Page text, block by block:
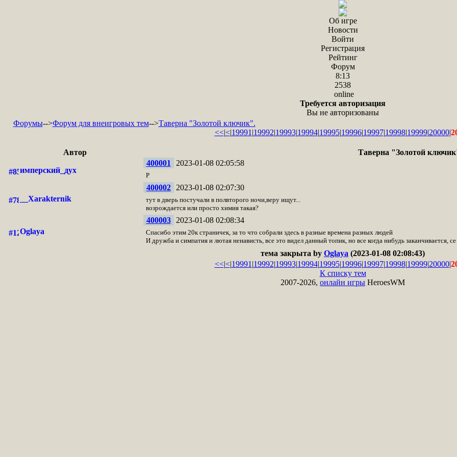
Об игре
Новости
Войти
Регистрация
Рейтинг
Форум
8:13
2538
online
Требуется авторизация
Вы не авторизованы
Форумы-->Форум для внеигровых тем-->Таверна "Золотой ключик".
<<|<|19991 |19992|19993|19994|19995|19996|19997|19998|19999|20000|
Автор Таверна "Золотой
имперский_дух
400001 2023-01-08 02:05:58
Р
__Xarakternik
400002 2023-01-08 02:07:30
тут в дверь постучали в полвторого ночи,веру ищут...
возрождается или просто химия такая?
Oglaya
400003 2023-01-08 02:08:34
Спасибо этим 20к страничек, за то что собрали здесь в разные времена разных людей
И дружба и симпатия и лютая ненависть, все это видел данный топик, но все когда нибудь заканчивается, се
тема закрыта by Oglaya (2023-01-08 02:08:43)
<<|<|19991 |19992|19993|19994|19995|19996|19997|19998|19999|20000|
К списку тем
2007-2026, онлайн игры HeroesWM